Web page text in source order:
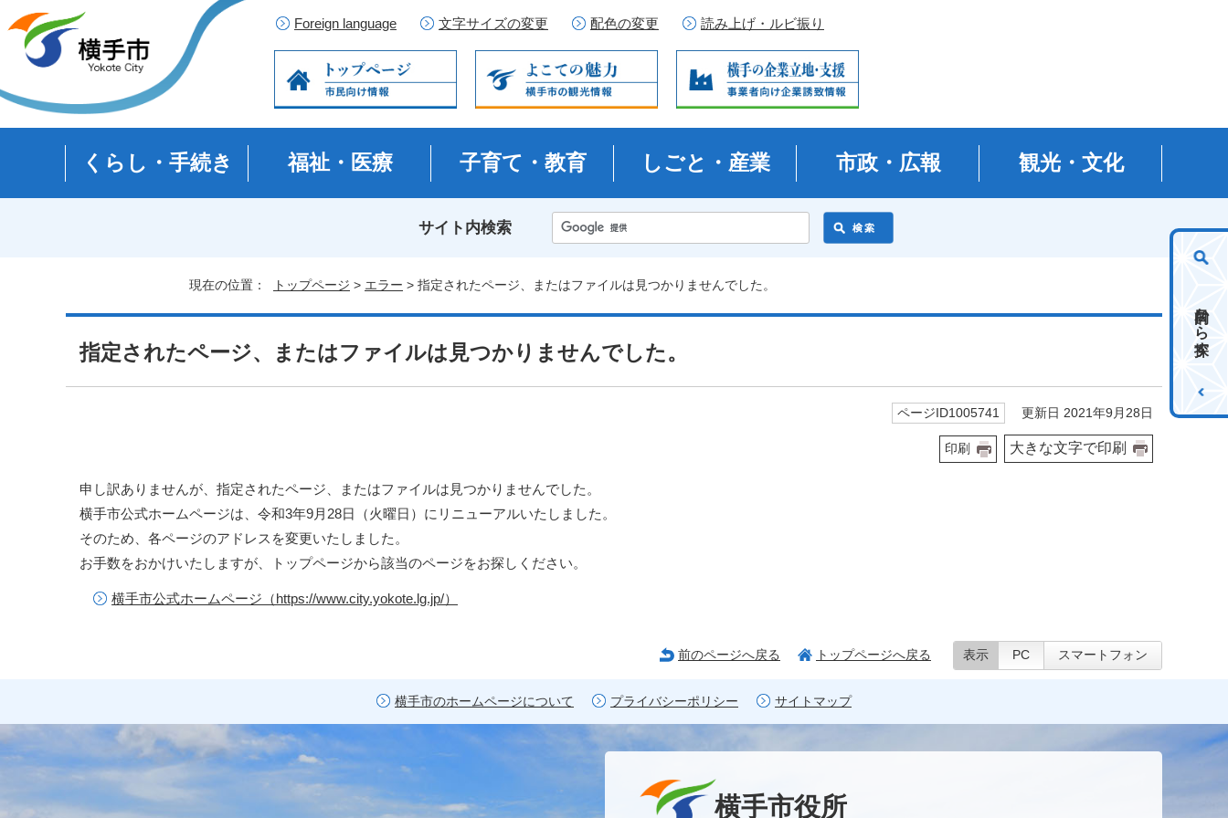
Foreign language 文字サイズの変更 配色の変更 読み上げ・ルビ振り
くらし・手続き 福祉・医療 子育て・教育 しごと・産業 市政・広報 観光・文化
サイト内検索
目的から探す
現在の位置： トップページ > エラー > 指定されたページ、またはファイルは見つかりませんでした。
指定されたページ、またはファイルは見つかりませんでした。
ページID1005741 更新日 2021年9月28日
印刷 大きな文字で印刷
申し訳ありませんが、指定されたページ、またはファイルは見つかりませんでした。
横手市公式ホームページは、令和3年9月28日（火曜日）にリニューアルいたしました。
そのため、各ページのアドレスを変更いたしました。
お手数をおかけいたしますが、トップページから該当のページをお探しください。
横手市公式ホームページ（https://www.city.yokote.lg.jp/）
前のページへ戻る トップページへ戻る 表示 PC スマートフォン
横手市のホームページについて プライバシーポリシー サイトマップ
横手市役所